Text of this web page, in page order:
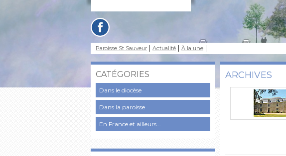
Paroisse St Sauveur Actualité À la une
CATÉGORIES
Dans le diocèse
Dans la paroisse
En France et ailleurs...
ARCHIVES